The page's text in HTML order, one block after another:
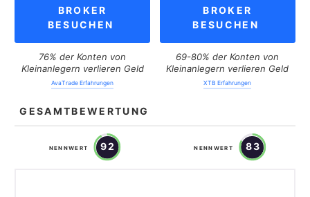
BROKER
BESUCHEN
76% der Konten von
Kleinanlegern verlieren Geld
AvaTrade Erfahrungen
BROKER
BESUCHEN
69-80% der Konten von
Kleinanlegern verlieren Geld
XTB Erfahrungen
GESAMTBEWERTUNG
NENNWERT 92 NENNWERT 83